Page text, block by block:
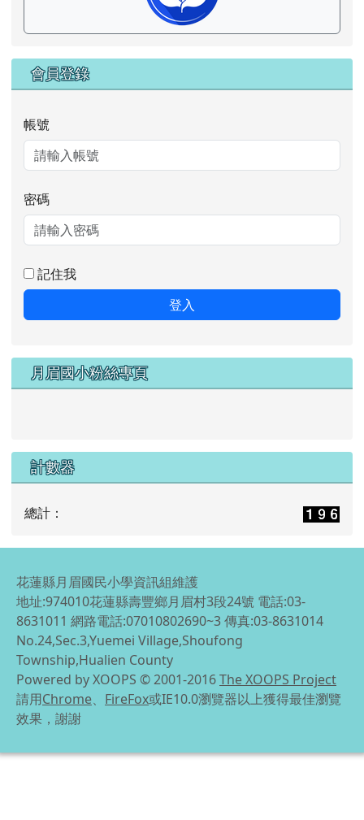
會員登錄
帳號
密碼
記住我
登入
月眉國小粉絲專頁
計數器
總計：
花蓮縣月眉國民小學資訊組維護
地址:974010花蓮縣壽豐鄉月眉村3段24號 電話:03-
8631011 網路電話:07010802690~3 傳真:03-8631014
No.24,Sec.3,Yuemei Village,Shoufong
Township,Hualien County
Powered by XOOPS © 2001-2016The XOOPS Project
請用Chrome、 FireFox或IE10.0瀏覽器以上獲得最佳瀏覽
效果，謝謝